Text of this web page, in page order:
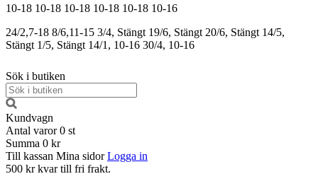
10-18 10-18 10-18 10-18 10-18 10-16
24/2,7-18 8/6,11-15 3/4, Stängt 19/6, Stängt 20/6, Stängt 14/5,
Stängt 1/5, Stängt 14/1, 10-16 30/4, 10-16
Sök i butiken
Kundvagn
Antal varor 0 st
Summa 0 kr
Till kassan Mina sidor Logga in
500 kr kvar till fri frakt.